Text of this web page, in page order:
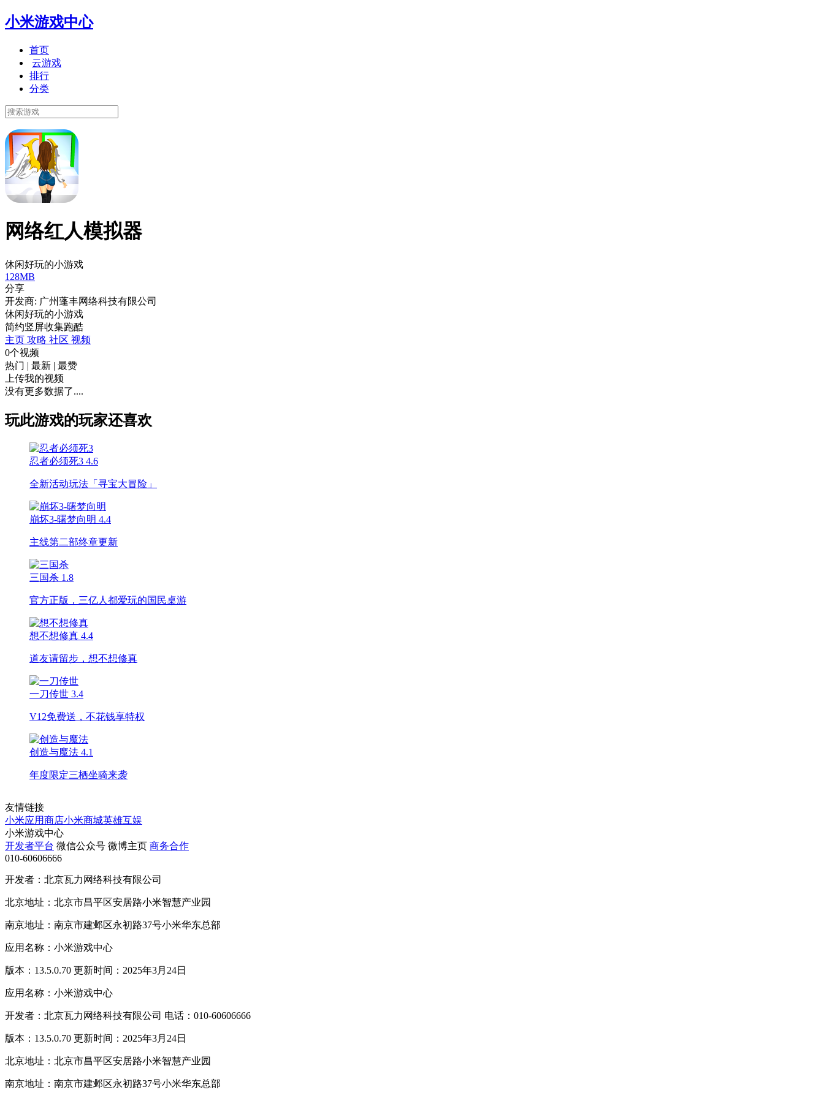
小米游戏中心
首页
云游戏
排行
分类
网络红人模拟器
休闲好玩的小游戏
128MB
分享
开发商: 广州蓬丰网络科技有限公司
休闲好玩的小游戏
简约竖屏收集跑酷
主页 攻略 社区 视频
0个视频
热门 | 最新 | 最赞
上传我的视频
没有更多数据了....
玩此游戏的玩家还喜欢
忍者必须死3 4.6
全新活动玩法「寻宝大冒险」
崩坏3-曙梦向明 4.4
主线第二部终章更新
三国杀 1.8
官方正版，三亿人都爱玩的国民桌游
想不想修真 4.4
道友请留步，想不想修真
一刀传世 3.4
V12免费送，不花钱享特权
创造与魔法 4.1
年度限定三栖坐骑来袭
友情链接
小米应用商店小米商城英雄互娱
小米游戏中心
开发者平台 微信公众号 微博主页 商务合作
010-60606666
开发者：北京瓦力网络科技有限公司
北京地址：北京市昌平区安居路小米智慧产业园
南京地址：南京市建邺区永初路37号小米华东总部
应用名称：小米游戏中心
版本：13.5.0.70 更新时间：2025年3月24日
应用名称：小米游戏中心
开发者：北京瓦力网络科技有限公司 电话：010-60606666
版本：13.5.0.70 更新时间：2025年3月24日
北京地址：北京市昌平区安居路小米智慧产业园
南京地址：南京市建邺区永初路37号小米华东总部